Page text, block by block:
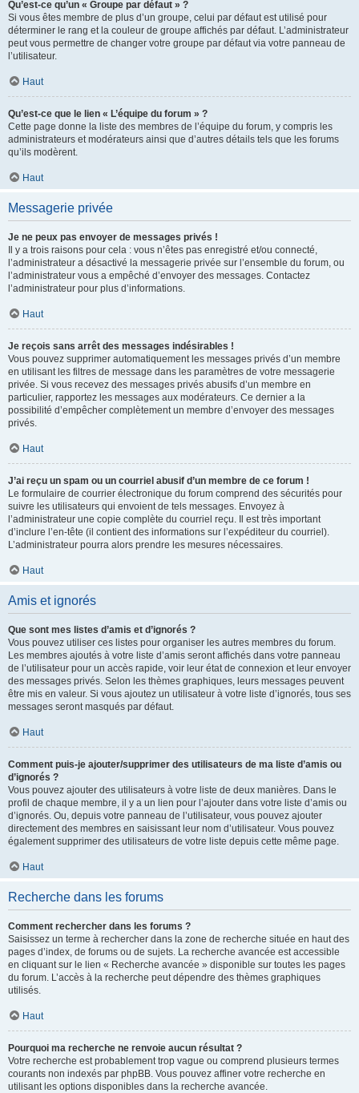
Qu’est-ce qu’un « Groupe par défaut » ?
Si vous êtes membre de plus d’un groupe, celui par défaut est utilisé pour
déterminer le rang et la couleur de groupe affichés par défaut. L’administrateur
peut vous permettre de changer votre groupe par défaut via votre panneau de
l’utilisateur.
Haut
Qu’est-ce que le lien « L’équipe du forum » ?
Cette page donne la liste des membres de l’équipe du forum, y compris les
administrateurs et modérateurs ainsi que d’autres détails tels que les forums
qu’ils modèrent.
Haut
Messagerie privée
Je ne peux pas envoyer de messages privés !
Il y a trois raisons pour cela : vous n’êtes pas enregistré et/ou connecté,
l’administrateur a désactivé la messagerie privée sur l’ensemble du forum, ou
l’administrateur vous a empêché d’envoyer des messages. Contactez
l’administrateur pour plus d’informations.
Haut
Je reçois sans arrêt des messages indésirables !
Vous pouvez supprimer automatiquement les messages privés d’un membre
en utilisant les filtres de message dans les paramètres de votre messagerie
privée. Si vous recevez des messages privés abusifs d’un membre en
particulier, rapportez les messages aux modérateurs. Ce dernier a la
possibilité d’empêcher complètement un membre d’envoyer des messages
privés.
Haut
J’ai reçu un spam ou un courriel abusif d’un membre de ce forum !
Le formulaire de courrier électronique du forum comprend des sécurités pour
suivre les utilisateurs qui envoient de tels messages. Envoyez à
l’administrateur une copie complète du courriel reçu. Il est très important
d’inclure l’en-tête (il contient des informations sur l’expéditeur du courriel).
L’administrateur pourra alors prendre les mesures nécessaires.
Haut
Amis et ignorés
Que sont mes listes d’amis et d’ignorés ?
Vous pouvez utiliser ces listes pour organiser les autres membres du forum.
Les membres ajoutés à votre liste d’amis seront affichés dans votre panneau
de l’utilisateur pour un accès rapide, voir leur état de connexion et leur envoyer
des messages privés. Selon les thèmes graphiques, leurs messages peuvent
être mis en valeur. Si vous ajoutez un utilisateur à votre liste d’ignorés, tous ses
messages seront masqués par défaut.
Haut
Comment puis-je ajouter/supprimer des utilisateurs de ma liste d’amis ou
d’ignorés ?
Vous pouvez ajouter des utilisateurs à votre liste de deux manières. Dans le
profil de chaque membre, il y a un lien pour l’ajouter dans votre liste d’amis ou
d’ignorés. Ou, depuis votre panneau de l’utilisateur, vous pouvez ajouter
directement des membres en saisissant leur nom d’utilisateur. Vous pouvez
également supprimer des utilisateurs de votre liste depuis cette même page.
Haut
Recherche dans les forums
Comment rechercher dans les forums ?
Saisissez un terme à rechercher dans la zone de recherche située en haut des
pages d’index, de forums ou de sujets. La recherche avancée est accessible
en cliquant sur le lien « Recherche avancée » disponible sur toutes les pages
du forum. L’accès à la recherche peut dépendre des thèmes graphiques
utilisés.
Haut
Pourquoi ma recherche ne renvoie aucun résultat ?
Votre recherche est probablement trop vague ou comprend plusieurs termes
courants non indexés par phpBB. Vous pouvez affiner votre recherche en
utilisant les options disponibles dans la recherche avancée.